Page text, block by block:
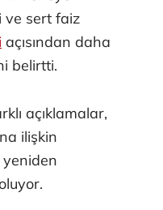
ve sert faiz
açısından daha
belirtti.
açıklamalar,
ilişkin